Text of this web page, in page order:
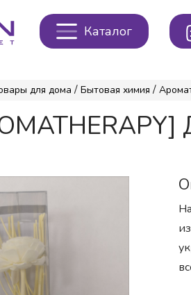
Каталог
для дома / Бытовая химия /